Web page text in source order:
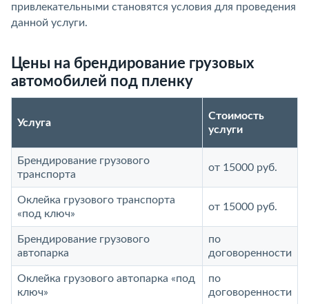
привлекательными становятся условия для проведения
данной услуги.
Цены на брендирование грузовых
автомобилей под пленку
Услуга
Стоимость
услуги
Брендирование грузового
транспорта
от 15000 руб.
Оклейка грузового транспорта
«под ключ»
от 15000 руб.
Брендирование грузового
автопарка
по
договоренности
Оклейка грузового автопарка «под
ключ»
по
договоренности